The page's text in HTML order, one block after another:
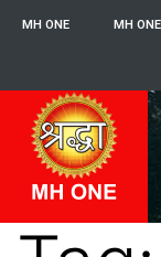
MH ONE MH